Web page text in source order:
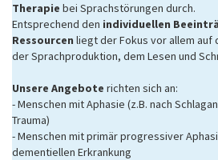
Therapie bei Sprachstörungen durch.
Entsprechend den individuellen
Ressourcen liegt der Fokus vor allem auf
der Sprachproduktion, dem Lesen und
Unsere Angebote richten sich an:
- Menschen mit Aphasie (z.B. nach
Trauma)
- Menschen mit primär progressiver
dementiellen Erkrankung